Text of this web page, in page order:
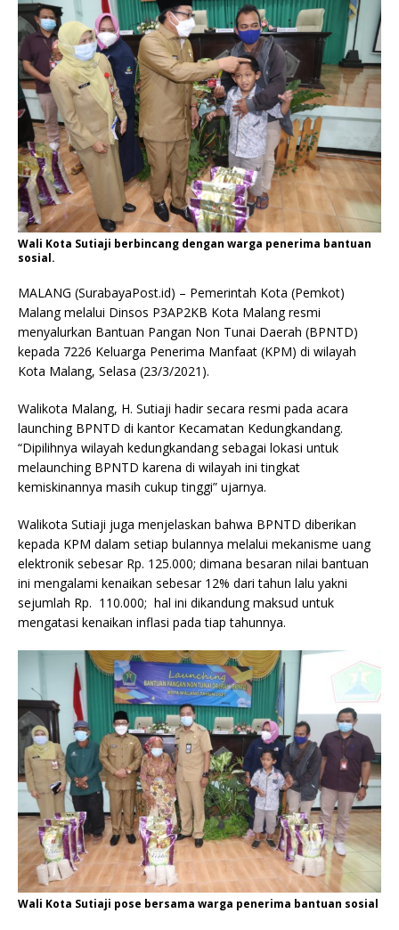
Wali Kota Sutiaji berbincang dengan warga penerima bantuan
sosial.
MALANG (SurabayaPost.id) – Pemerintah Kota (Pemkot)
Malang melalui Dinsos P3AP2KB Kota Malang resmi
menyalurkan Bantuan Pangan Non Tunai Daerah (BPNTD)
kepada 7226 Keluarga Penerima Manfaat (KPM) di wilayah
Kota Malang, Selasa (23/3/2021).
Walikota Malang, H. Sutiaji hadir secara resmi pada acara
launching BPNTD di kantor Kecamatan Kedungkandang.
“Dipilihnya wilayah kedungkandang sebagai lokasi untuk
melaunching BPNTD karena di wilayah ini tingkat
kemiskinannya masih cukup tinggi” ujarnya.
Walikota Sutiaji juga menjelaskan bahwa BPNTD diberikan
kepada KPM dalam setiap bulannya melalui mekanisme uang
elektronik sebesar Rp. 125.000; dimana besaran nilai bantuan
ini mengalami kenaikan sebesar 12% dari tahun lalu yakni
sejumlah Rp. 110.000; hal ini dikandung maksud untuk
mengatasi kenaikan inflasi pada tiap tahunnya.
Wali Kota Sutiaji pose bersama warga penerima bantuan sosial